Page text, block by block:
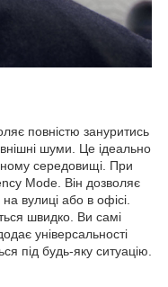
повністю зануритись
шуми. Це ідеально
середовищі. При
Mode. Він дозволяє
вулиці або в офісі.
швидко. Ви самі
універсальності
під будь-яку ситуацію.